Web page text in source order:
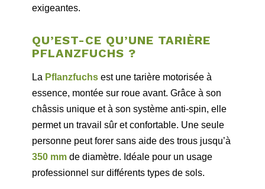
exigeantes.
QU’EST-CE QU’UNE TARIÈRE
PFLANZFUCHS ?
La Pflanzfuchsest une tarière motorisée à
essence, montée sur roue avant. Grâce à son
châssis unique et à son système anti-spin, elle
permet un travail sûr et confortable. Une seule
personne peut forer sans aide des trous jusqu’à
350 mmde diamètre. Idéale pour un usage
professionnel sur différents types de sols.